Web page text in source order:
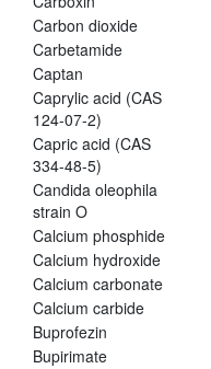
Carbon dioxide
Carbetamide
Captan
Caprylic acid (CAS
124-07-2)
Capric acid (CAS
334-48-5)
Candida oleophila
strain O
Calcium phosphide
Calcium hydroxide
Calcium carbonate
Calcium carbide
Buprofezin
Bupirimate